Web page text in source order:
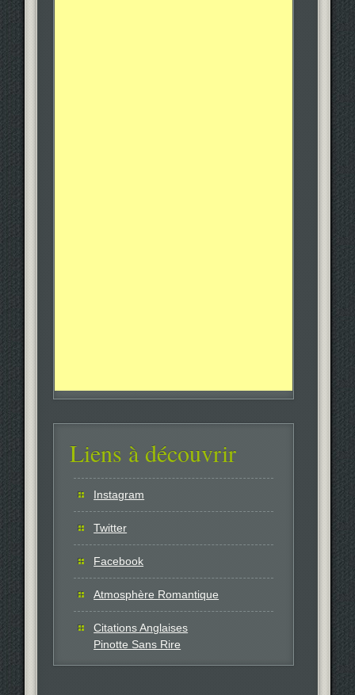
Liens à découvrir
Instagram
Twitter
Facebook
Atmosphère Romantique
Citations Anglaises
Pinotte Sans Rire